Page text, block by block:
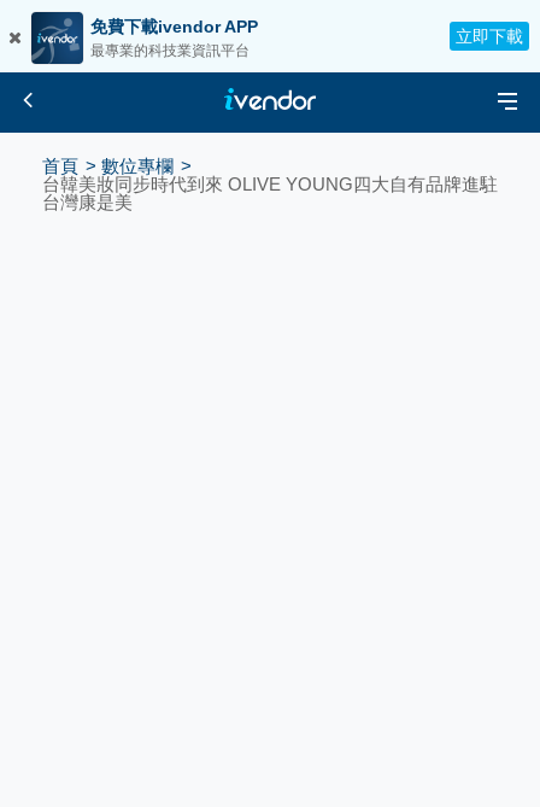
免費下載ivendor APP
最專業的科技業資訊平台
立即下載
首頁
數位專欄
台韓美妝同步時代到來 OLIVE YOUNG四大自有品牌進駐
台灣康是美